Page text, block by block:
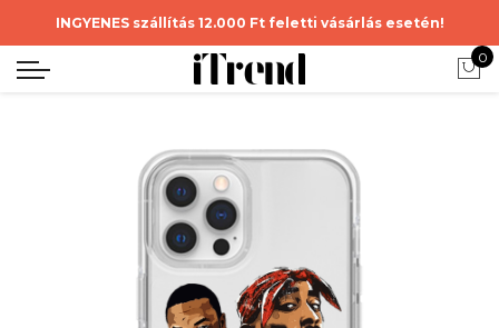
INGYENES szállítás 12.000 Ft feletti vásárlás esetén!
0